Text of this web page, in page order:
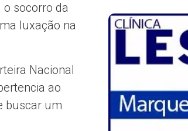
socorro da
luxação na
Nacional
ao
buscar um